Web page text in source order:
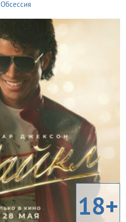
Обсессия
18+